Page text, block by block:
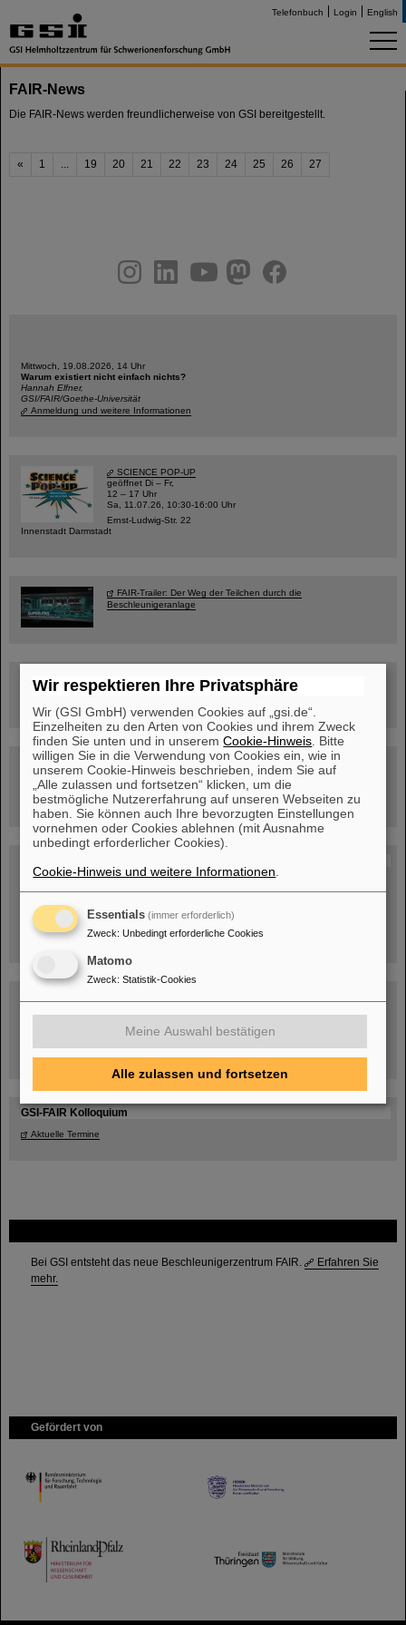
Telefonbuch Login English
Bei GSI entsteht das neue Beschleunigerzentrum FAIR.
Erfahren Sie
mehr.
Gefördert von
HMWK
TMWWDG
FAIR-News
Die FAIR-News werden freundlicherweise von GSI bereitgestellt.
« 1 ... 19 20 21 22 23 24 25 26 27
youtubehelmholtz.socialfacebook
Mittwoch, 19.08.2026, 14 Uhr
Warum existiert nicht einfach nichts?
Hannah Elfner,
GSI/FAIR/Goethe-Universität
Anmeldung und weitere Informationen
SCIENCE POP-UP
geöffnet Di – Fr,
12 – 17 Uhr
Sa, 11.07.26, 10:30-16:00 Uhr
Ernst-Ludwig-Str. 22
Innenstadt Darmstadt
FAIR-Trailer: Der Weg der Teilchen durch die
Beschleunigeranlage
Rundflug über die FAIR-Baustelle
Besichtigung von GSI/FAIR –
jetzt Termin buchen!
GSI-FAIR Kolloquium
Aktuelle Termine
Wir respektieren Ihre Privatsphäre
Wir (GSI GmbH) verwenden Cookies auf „gsi.de“.
Einzelheiten zu den Arten von Cookies und ihrem Zweck
finden Sie unten und in unseremCookie-Hinweis . Bitte
willigen Sie in die Verwendung von Cookies ein, wie in
unserem Cookie-Hinweis beschrieben, indem Sie auf
„Alle zulassen und fortsetzen“ klicken, um die
bestmögliche Nutzererfahrung auf unseren Webseiten zu
haben. Sie können auch Ihre bevorzugten Einstellungen
vornehmen oder Cookies ablehnen (mit Ausnahme
unbedingt erforderlicher Cookies).
Cookie-Hinweis und weitere Informationen
Essentials (immer erforderlich)
Zweck: Unbedingt erforderliche Cookies
Matomo
Zweck: Statistik-Cookies
Meine Auswahl bestätigen
Alle zulassen und fortsetzen